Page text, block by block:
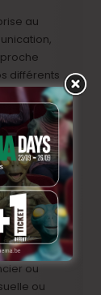
au
différents
les autres
Director.
ou
ou